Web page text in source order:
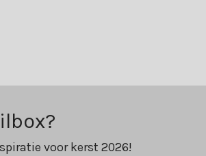
voor kerst 2026!